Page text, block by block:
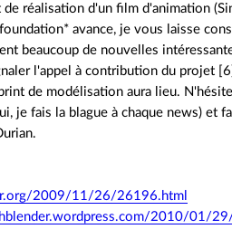
réalisation d'un film d'animation
avance, je vous laisse
beaucoup de nouvelles
l'appel à contribution du projet
de modélisation aura lieu.
je fais la blague à chaque news) et
2009/11/26/26196.html
2010/01/